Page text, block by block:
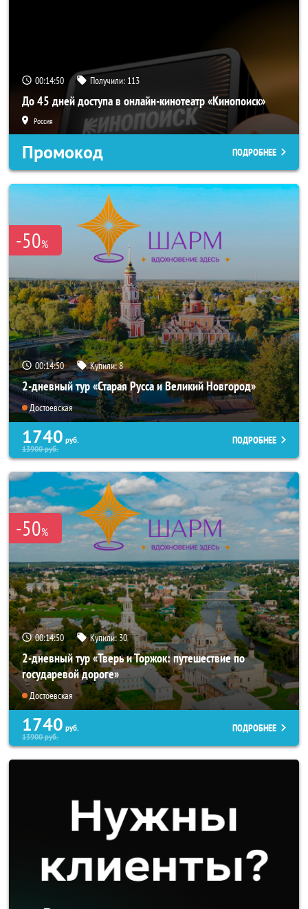
00:14:48 Получили: 113
До 45 дней доступа в онлайн-кинотеатр «Кинопоиск»
Россия
Промокод ПОДРОБНЕЕ
-50%
00:14:48 Купили:8
2-дневный тур «Старая Русса и Великий Новгород»
Достоевская
1740 руб.
13900руб.
ПОДРОБНЕЕ
-50%
00:14:48 Купили:30
2-дневный тур «Тверь и Торжок: путешествие по
государевой дороге»
Достоевская
1740 руб.
13900руб.
ПОДРОБНЕЕ